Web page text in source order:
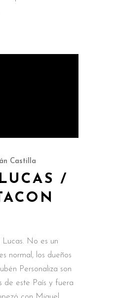
Castilla
/
Lucas. No es un
normal, los dueños
Personaliza son
de este País y fuera